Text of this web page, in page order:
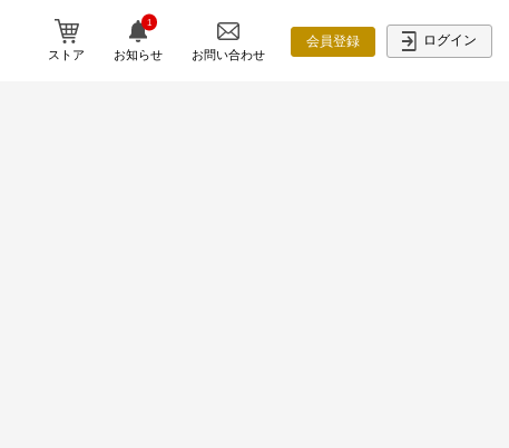
ストア
1
お知らせ お問い合わせ
会員登録 ログイン